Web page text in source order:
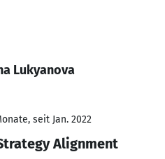
Lukyanova
seit Jan. 2022
Alignment